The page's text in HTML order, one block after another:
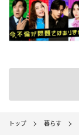
トップ 暮らす